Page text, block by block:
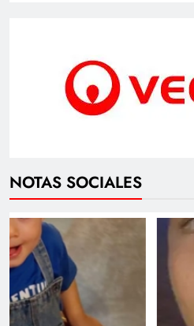
NOTAS SOCIALES